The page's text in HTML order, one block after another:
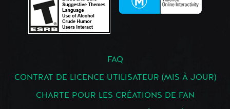
FAQ
CONTRAT DE LICENCE UTILISATEUR (MIS À JOUR)
CHARTE POUR LES CRÉATIONS DE FAN